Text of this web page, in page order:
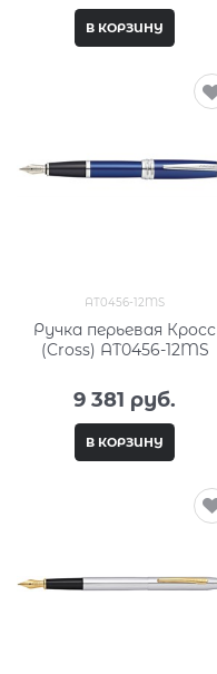
В КОРЗИНУ
AT0456-12MS
Ручка перьевая Кросс
(Cross) AT0456-12MS
9 381 руб.
В КОРЗИНУ